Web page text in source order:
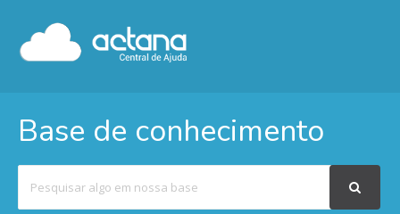
Base de conhecimento
por